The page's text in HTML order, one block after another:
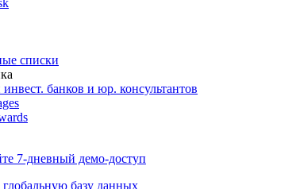
размещения (Россия)
списки
банков и юр. консультантов